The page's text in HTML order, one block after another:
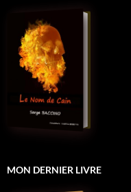
MON DERNIER LIVRE